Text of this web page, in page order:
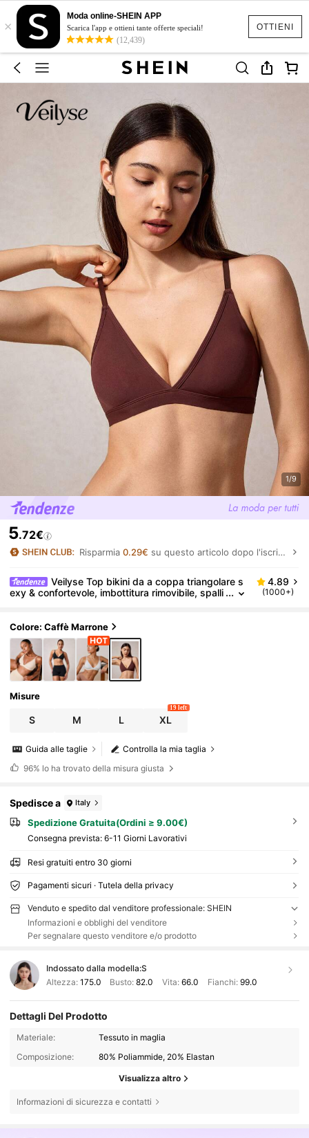
OTTIENI
×
Moda online-SHEIN APP
Scarica l'app e ottieni tante offerte speciali!
(12,439)
1/9
5.72€
Risparmia0.29€ su questo articolo dopo l'iscrizione.
Veilyse Top bikini da a coppa triangolare s
exy & confortevole, imbottitura rimovibile, spalli
4.89
(1000+)
Colore: Caffè Marrone
Misure
S M L XL
19 left
Controlla la mia taglia
Guida alle taglie
96% lo ha trovato della misura giusta
Spedisce a Italy
Spedizione Gratuita(Ordini ≥ 9.00€)
Consegna prevista: 6-11 Giorni Lavorativi
Resi gratuiti entro 30 giorni
Pagamenti sicuri · Tutela della privacy
Venduto e spedito dal venditore professionale: SHEIN
Informazioni e obblighi del venditore
Per segnalare questo venditore e/o prodotto
Indossato dalla modella:S
Altezza: 175.0 Busto:82.0 Vita: 66.0 Fianchi: 99.0
Dettagli Del Prodotto
Materiale:
Tessuto in maglia
Composizione:
80% Poliammide, 20% Elastan
Visualizza altro
Informazioni di sicurezza e contatti